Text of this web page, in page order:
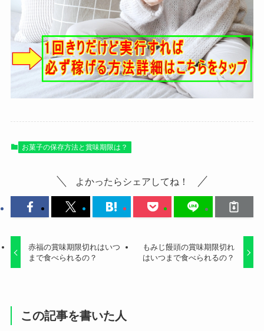
お菓子の保存方法と賞味期限は？
よかったらシェアしてね！
赤福の賞味期限切れはいつ
まで食べられるの？
もみじ饅頭の賞味期限切れ
はいつまで食べられるの？
この記事を書いた人